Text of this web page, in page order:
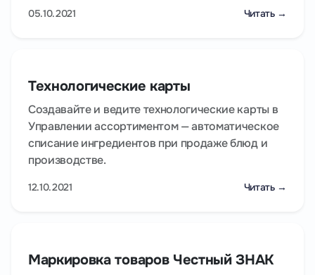
05.10.2021 Читать →
Технологические карты
Создавайте и ведите технологические карты в
Управлении ассортиментом — автоматическое
списание ингредиентов при продаже блюд и
производстве.
12.10.2021 Читать →
Маркировка товаров Честный ЗНАК